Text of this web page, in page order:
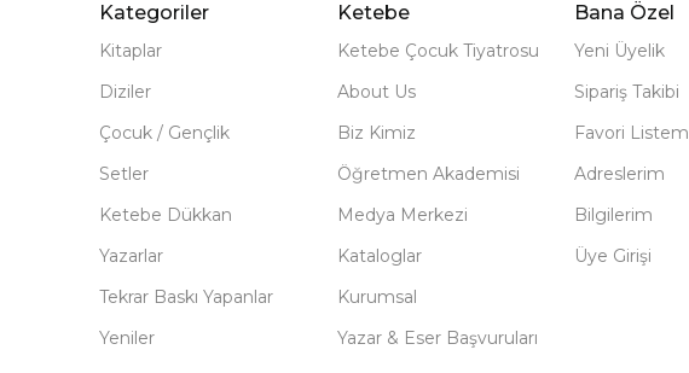
Kategoriler
Kitaplar
Diziler
Çocuk / Gençlik
Setler
Ketebe Dükkan
Yazarlar
Tekrar Baskı Yapanlar
Yeniler
Ketebe
Ketebe Çocuk Tiyatrosu
About Us
Biz Kimiz
Öğretmen Akademisi
Medya Merkezi
Kataloglar
Kurumsal
Yazar & Eser Başvuruları
Bana Özel
Yeni Üyelik
Sipariş Takibi
Favori Listem
Adreslerim
Bilgilerim
Üye Girişi